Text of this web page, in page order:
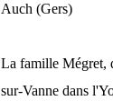
Auch (Gers)
La famille Mégret,
sur-Vanne dans